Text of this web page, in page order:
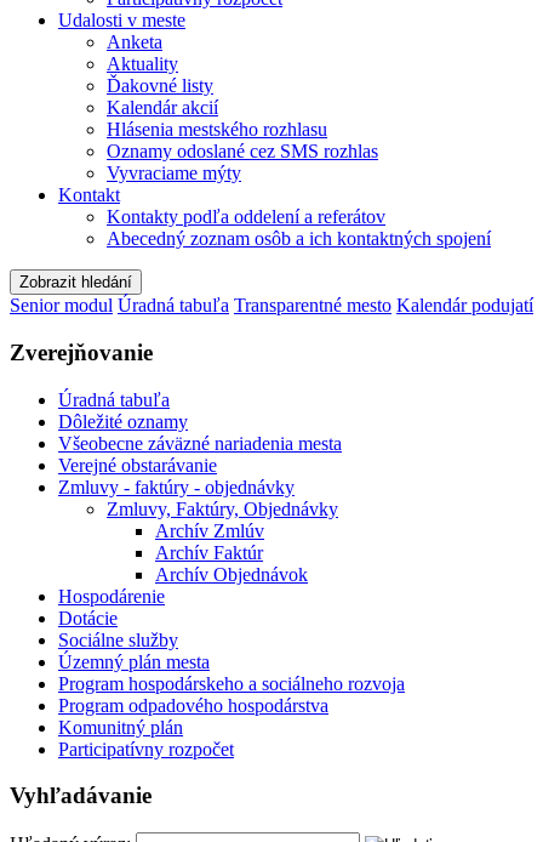
Udalosti v meste
Anketa
Aktuality
Ďakovné listy
Kalendár akcií
Hlásenia mestského rozhlasu
Oznamy odoslané cez SMS rozhlas
Vyvraciame mýty
Kontakt
Kontakty podľa oddelení a referátov
Abecedný zoznam osôb a ich kontaktných spojení
Zobrazit hledání
Senior modul Úradná tabuľa Transparentné mesto Kalendár podujatí
Zverejňovanie
Úradná tabuľa
Dôležité oznamy
Všeobecne záväzné nariadenia mesta
Verejné obstarávanie
Zmluvy - faktúry - objednávky
Zmluvy, Faktúry, Objednávky
Archív Zmlúv
Archív Faktúr
Archív Objednávok
Hospodárenie
Dotácie
Sociálne služby
Územný plán mesta
Program hospodárskeho a sociálneho rozvoja
Program odpadového hospodárstva
Komunitný plán
Participatívny rozpočet
Vyhľadávanie